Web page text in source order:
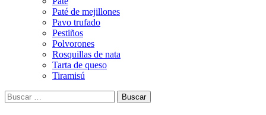
Paté de mejillones
Pavo trufado
Pestiños
Polvorones
Rosquillas de nata
Tarta de queso
Tiramisú
Buscar: